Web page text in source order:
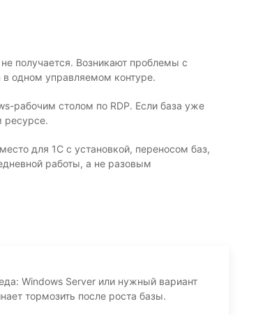
получается. Возникают проблемы с
в одном управляемом контуре.
рабочим столом по RDP. Если база уже
ресурсе.
для 1С с установкой, переносом баз,
работы, а не разовым
Windows Server или нужный вариант
тормозить после роста базы.